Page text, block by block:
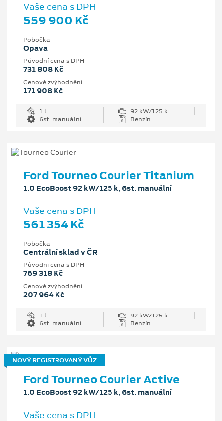
Vaše cena s DPH
559 900 Kč
Pobočka
Opava
Původní cena s DPH
731 808 Kč
Cenové zvýhodnění
171 908 Kč
1 l
92 kW/125 k
6st. manuální
Benzín
Ford Tourneo Courier Titanium
1.0 EcoBoost 92 kW/125 k, 6st. manuální
Vaše cena s DPH
561 354 Kč
Pobočka
Centrální sklad v ČR
Původní cena s DPH
769 318 Kč
Cenové zvýhodnění
207 964 Kč
1 l
92 kW/125 k
6st. manuální
Benzín
NOVÝ REGISTROVANÝ VŮZ
Ford Tourneo Courier Active
1.0 EcoBoost 92 kW/125 k, 6st. manuální
Vaše cena s DPH